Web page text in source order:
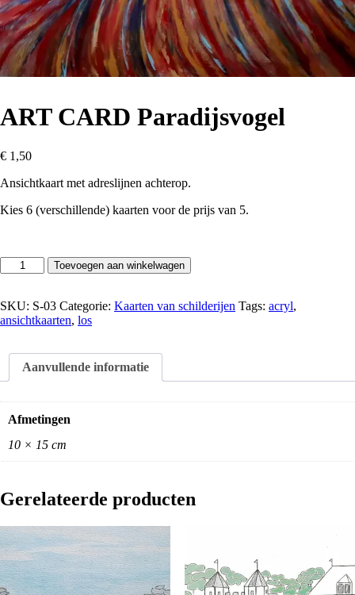
ART CARD Paradijsvogel
€ 1,50
Ansichtkaart met adreslijnen achterop.
Kies 6 (verschillende) kaarten voor de prijs van 5.
ART
CARD
aantal
Toevoegen aan winkelwagen
SKU: S-03 Categorie: Kaarten van schilderijen Tags: acryl,
ansichtkaarten, los
Aanvullende informatie
Afmetingen
10 × 15 cm
Gerelateerde producten